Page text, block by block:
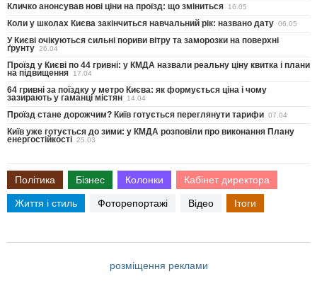
Кличко анонсував нові ціни на проїзд: що зміниться 16.05
Коли у школах Києва закінчиться навчальний рік: названо дату 06.05
У Києві очікуються сильні пориви вітру та заморозки на поверхні
ґрунту 26.04
Проїзд у Києві по 44 гривні: у КМДА назвали реальну ціну квитка і плани
на підвищення 17.04
64 гривні за поїздку у метро Києва: як формується ціна і чому
зазирають у гаманці містян 14.04
Проїзд стане дорожчим? Київ готується переглянути тарифи 07.04
Київ уже готується до зими: у КМДА розповіли про виконання Плану
енергостійкості 25.03
Політика Бізнес Колонки Кабінет директора
Життя і стиль Фоторепортажі Відео Ітоги
розміщення реклами